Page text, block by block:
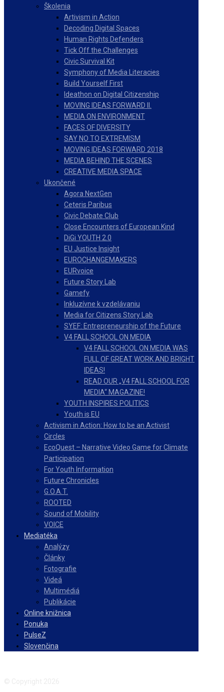
Školenia
Artivism in Action
Decoding Digital Spaces
Human Rights Defenders
Tick Off the Challenges
Civic Survival Kit
Symphony of Media Literacies
Build Yourself First
Ideathon on Digital Citizenship
MOVING IDEAS FORWARD II.
MEDIA ON ENVIRONMENT
FACES OF DIVERSITY
SAY NO TO EXTREMISM
MOVING IDEAS FORWARD 2018
MEDIA BEHIND THE SCENES
CREATIVE MEDIA SPACE
Ukončené
Agora NextGen
Ceteris Paribus
Civic Debate Club
Close Encounters of European Kind
DiGi YOUTH 2.0
EU Justice Insight
EUROCHANGEMAKERS
EURvoice
Future Story Lab
Gamefy
Inkluzívne k vzdelávaniu
Media for Citizens Story Lab
SYEF: Entrepreneurship of the Future
V4 FALL SCHOOL ON MEDIA
V4 FALL SCHOOL ON MEDIA WAS
FULL OF GREAT WORK AND BRIGHT
IDEAS!
READ OUR „V4 FALL SCHOOL FOR
MEDIA“ MAGAZINE!
YOUTH INSPIRES POLITICS
Youth is EU
Activism in Action: How to be an Activist
Circles
EcoQuest – Narrative Video Game for Climate
Participation
For Youth Information
Future Chronicles
G.O.A.T.
ROOTED
Sound of Mobility
VOICE
Mediatéka
Analýzy
Články
Fotografie
Videá
Multimédiá
Publikácie
Online knižnica
Ponuka
PulseZ
Slovenčina